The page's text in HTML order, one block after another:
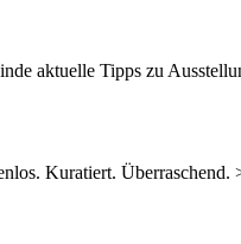
aktuelle Tipps zu
Kuratiert. Überraschend.